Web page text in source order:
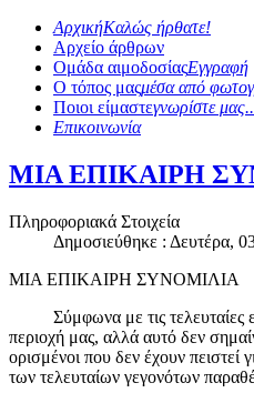
ΑρχικήΚαλώς ήρθατε!
Αρχείο άρθρων
Ομάδα αιμοδοσίαςΕγγραφή
Ο τόπος μαςμέσα από
Ποιοι είμαστεγνωρίστε
Επικοινωνία
ΜΙΑ ΕΠΙΚΑΙΡΗ
Πληροφοριακά Στοιχεία
Δημοσιεύθηκε : Δευτέρα,
ΜΙΑ ΕΠΙΚΑΙΡΗ ΣΥΝΟΜΙΛΙΑ
Σύμφωνα με τις τελευταίες
περιοχή μας, αλλά αυτό δεν
ορισμένοι που δεν έχουν πειστεί
των τελευταίων γεγονότων